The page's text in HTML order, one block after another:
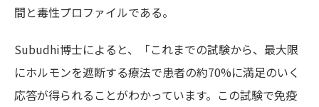
間と毒性プロファイルである。
Subudhi博士によると、「これまでの試験から、最大限
にホルモンを遮断する療法で患者の約70%に満足のいく
応答が得られることがわかっています。この試験で免疫